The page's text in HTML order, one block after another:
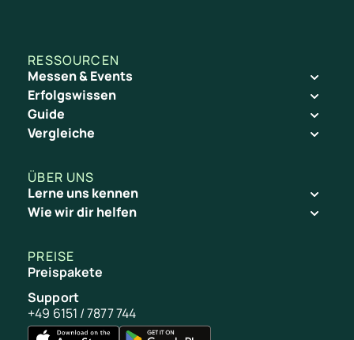
Markus Bünnemeyer
Leiter Unternehmensentwicklung
Markus Bünnemeyer
Leiter Unternehmensentwicklung
RESSOURCEN
Messen & Events
Erfolgswissen
Guide
Vergleiche
ÜBER UNS
Lerne uns kennen
Wie wir dir helfen
PREISE
Preispakete
Support
+49 6151 / 7877 744